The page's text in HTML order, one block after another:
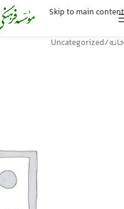
Skip to main content
خانه/
Uncategorized